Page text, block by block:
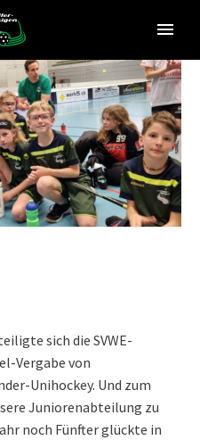
sich die SVWE-
Vergabe von
Unihockey. Und zum
Juniorenabteilung zu
noch Fünfter glückte in